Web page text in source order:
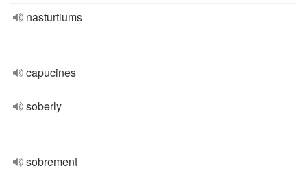
nasturtiums
capucines
soberly
sobrement